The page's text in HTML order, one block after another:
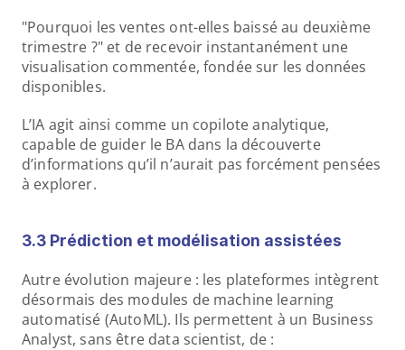
"Pourquoi les ventes ont-elles baissé au deuxième
trimestre ?" et de recevoir instantanément une
visualisation commentée, fondée sur les données
disponibles.
L’IA agit ainsi comme un copilote analytique,
capable de guider le BA dans la découverte
d’informations qu’il n’aurait pas forcément pensées
à explorer.
3.3 Prédiction et modélisation assistées
Autre évolution majeure : les plateformes intègrent
désormais des modules de machine learning
automatisé (AutoML). Ils permettent à un Business
Analyst, sans être data scientist, de :